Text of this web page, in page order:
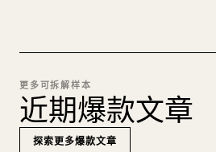
更多可拆解样本
近期爆款文章
探索更多爆款文章